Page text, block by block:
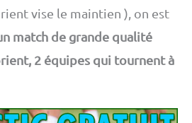
vise le maintien ), on est
match de grande qualité
2 équipes qui tournent à